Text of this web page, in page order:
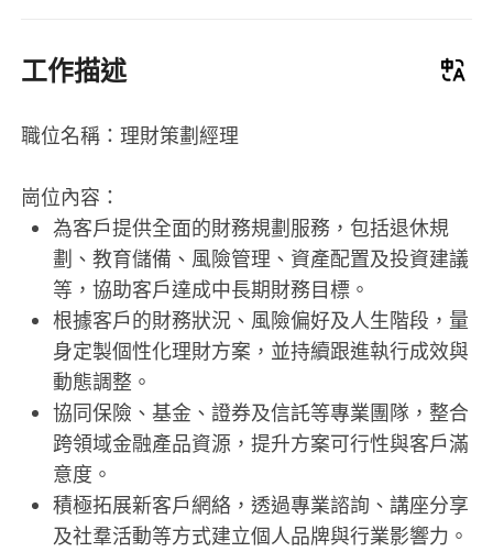
工作描述
職位名稱：理財策劃經理
崗位內容：
為客戶提供全面的財務規劃服務，包括退休規
劃、教育儲備、風險管理、資產配置及投資建議
等，協助客戶達成中長期財務目標。
根據客戶的財務狀況、風險偏好及人生階段，量
身定製個性化理財方案，並持續跟進執行成效與
動態調整。
協同保險、基金、證券及信託等專業團隊，整合
跨領域金融產品資源，提升方案可行性與客戶滿
意度。
積極拓展新客戶網絡，透過專業諮詢、講座分享
及社羣活動等方式建立個人品牌與行業影響力。